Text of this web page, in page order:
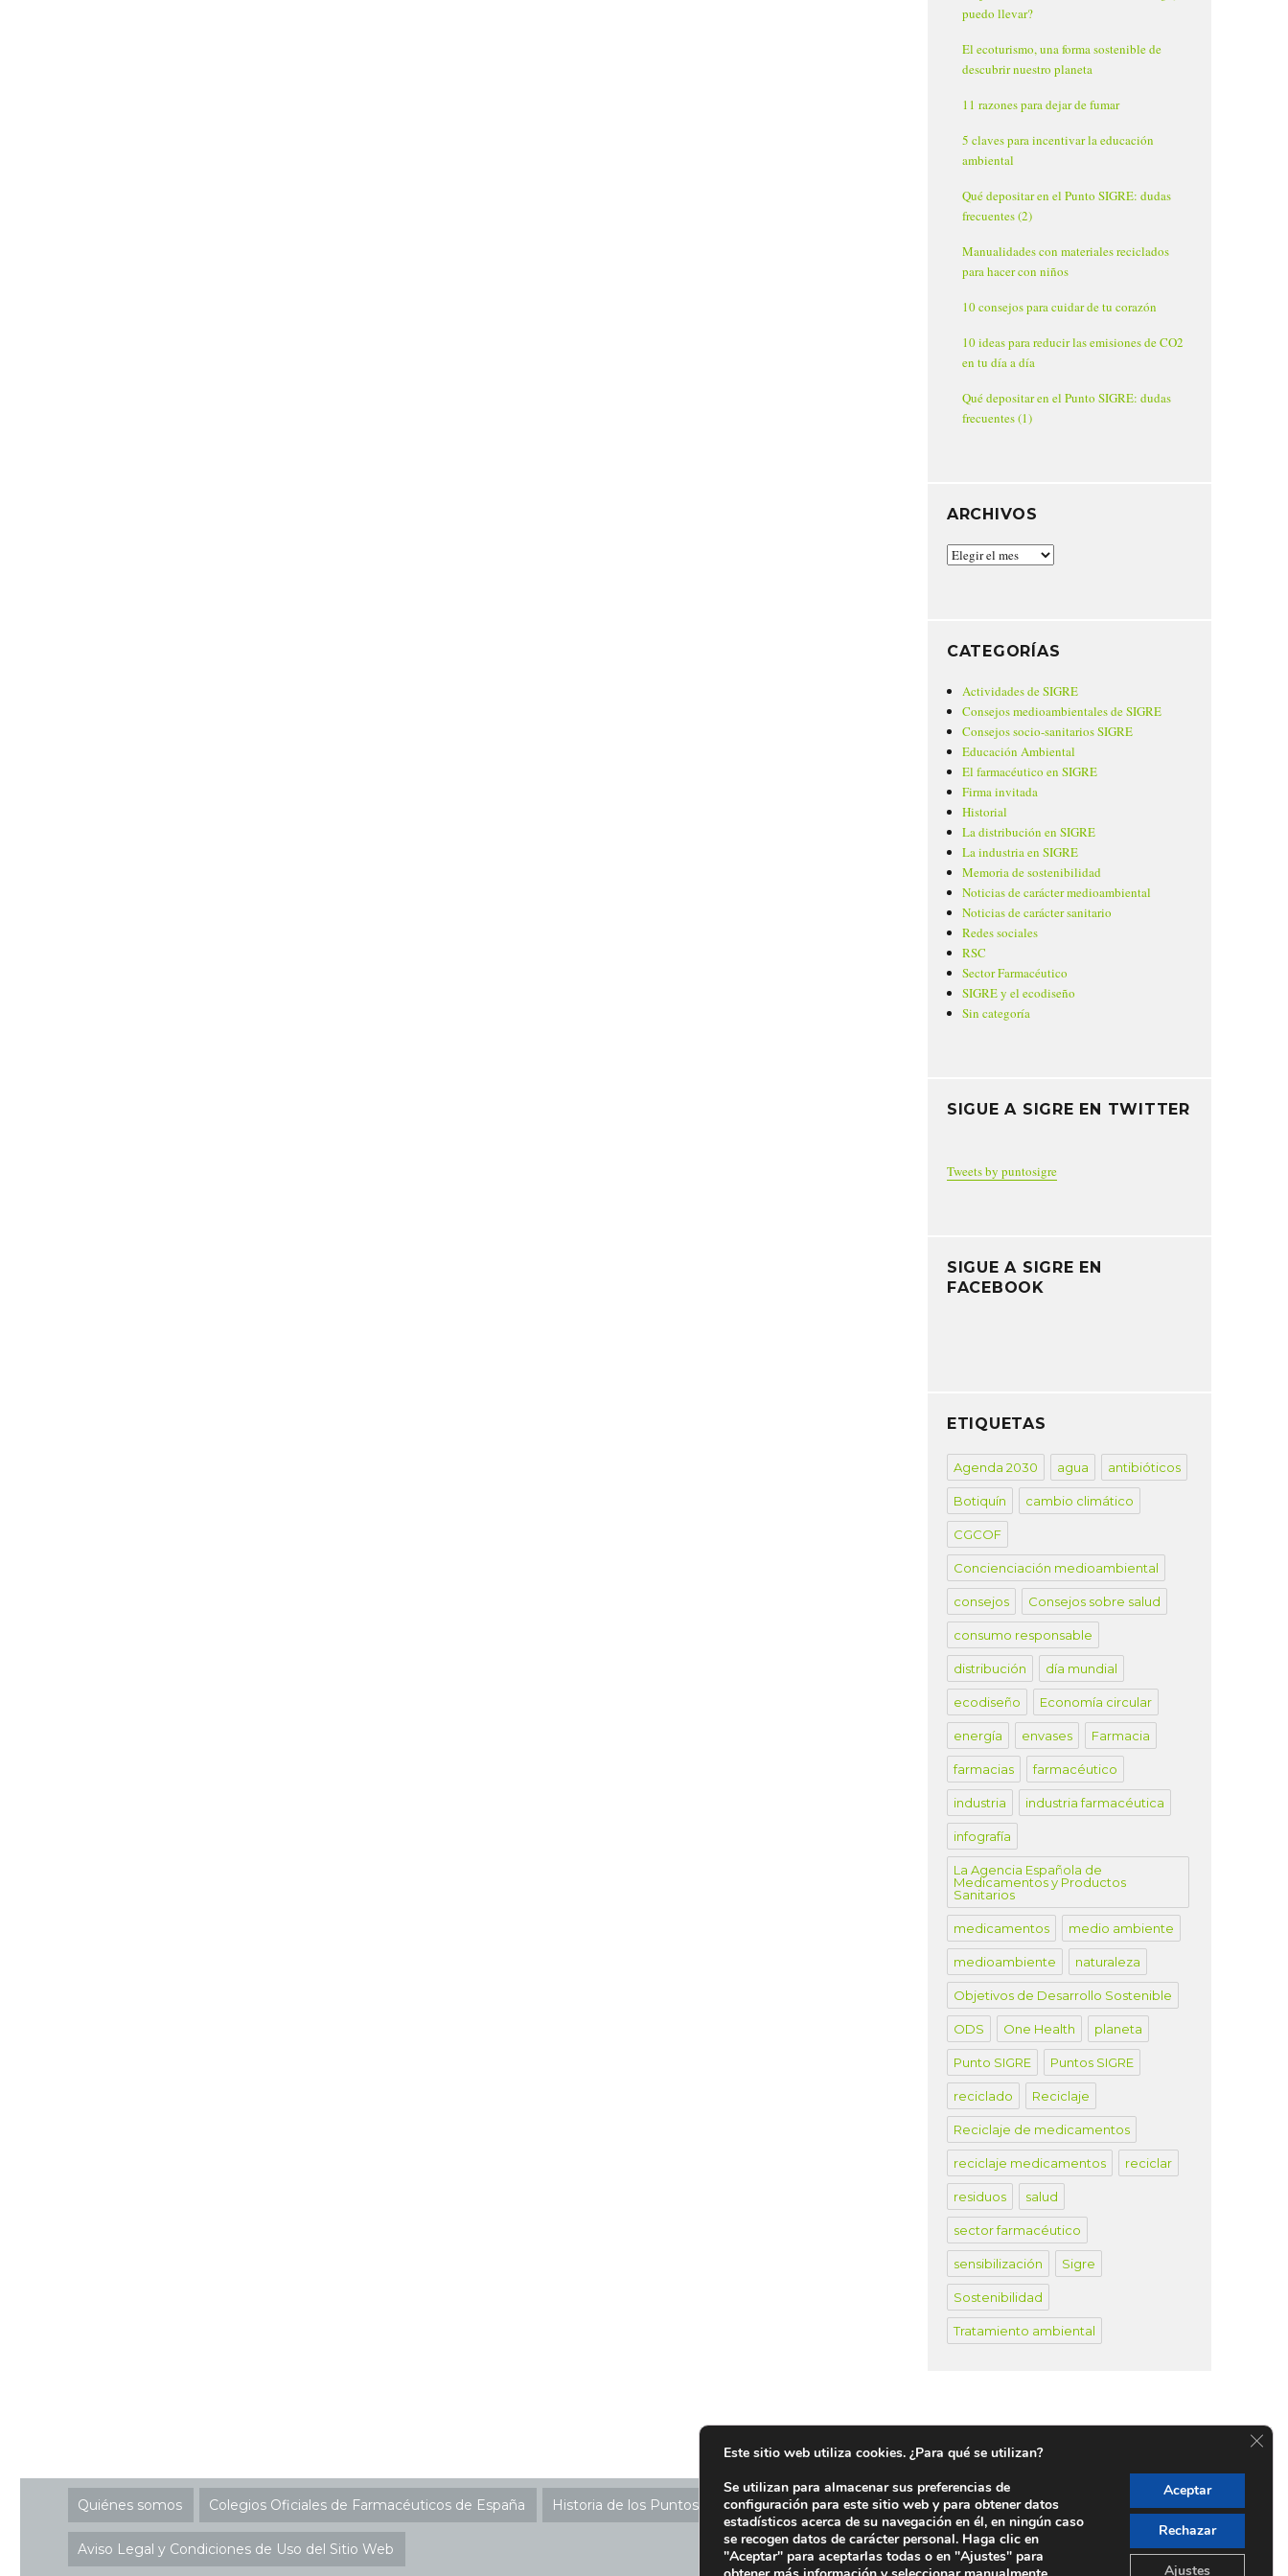
puedo llevar?
El ecoturismo, una forma sostenible de
descubrir nuestro planeta
11 razones para dejar de fumar
5 claves para incentivar la educación
ambiental
Qué depositar en el Punto SIGRE: dudas
frecuentes (2)
Manualidades con materiales reciclados
para hacer con niños
10 consejos para cuidar de tu corazón
10 ideas para reducir las emisiones de CO2
en tu día a día
Qué depositar en el Punto SIGRE: dudas
frecuentes (1)
ARCHIVOS
Archivos
CATEGORÍAS
Actividades de SIGRE
Consejos medioambientales de SIGRE
Consejos socio-sanitarios SIGRE
Educación Ambiental
El farmacéutico en SIGRE
Firma invitada
Historial
La distribución en SIGRE
La industria en SIGRE
Memoria de sostenibilidad
Noticias de carácter medioambiental
Noticias de carácter sanitario
Redes sociales
RSC
Sector Farmacéutico
SIGRE y el ecodiseño
Sin categoría
SIGUE A SIGRE EN TWITTER
Tweets by puntosigre
SIGUE A SIGRE EN
FACEBOOK
ETIQUETAS
Agenda 2030 agua antibióticos
Botiquín cambio climático
CGCOF
Concienciación medioambiental
consejos Consejos sobre salud
consumo responsable
distribución día mundial
ecodiseño Economía circular
energía envases Farmacia
farmacias farmacéutico
industria industria farmacéutica
infografía
La Agencia Española de
Medicamentos y Productos
Sanitarios
medicamentos medio ambiente
medioambiente naturaleza
Objetivos de Desarrollo Sostenible
ODS One Health planeta
Punto SIGRE Puntos SIGRE
reciclado Reciclaje
Reciclaje de medicamentos
reciclaje medicamentos reciclar
residuos salud
sector farmacéutico
sensibilización Sigre
Sostenibilidad
Tratamiento ambiental
Quiénes somos Colegios Oficiales de Farmacéuticos de España Historia de los Puntos SIGRE Ubicación Puntos SIGRE en España
Aviso Legal y Condiciones de Uso del Sitio Web
Este sitio web utiliza cookies. ¿Para qué se utilizan?
Se utilizan para almacenar sus preferencias de
configuración para este sitio web y para obtener datos
estadísticos acerca de su navegación en él, en ningún caso
se recogen datos de carácter personal. Haga clic en
"Aceptar" para aceptarlas todas o en "Ajustes" para
Aceptar
Rechazar
Ajustes